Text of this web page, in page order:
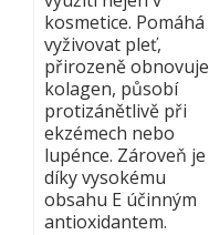
kosmetice. Pomáhá
vyživovat pleť,
přirozeně obnovuje
kolagen, působí
protizánětlivě při
ekzémech nebo
lupénce. Zároveň je
díky vysokému
obsahu E účinným
antioxidantem.